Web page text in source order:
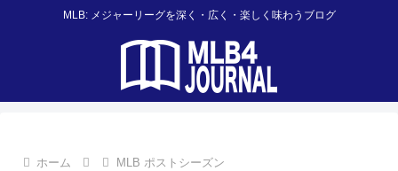
MLB: メジャーリーグを深く・広く・楽しく味わうブログ
ホーム MLB ポストシーズン